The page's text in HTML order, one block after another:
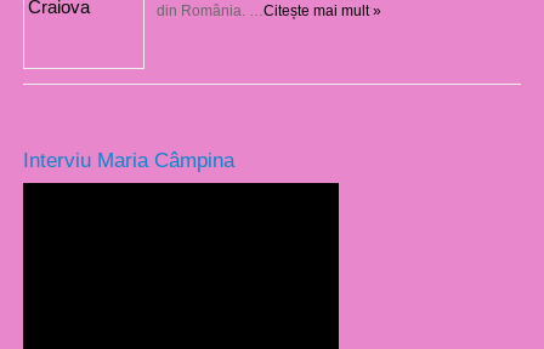
din România. … Citește mai mult »
Interviu Maria Câmpina